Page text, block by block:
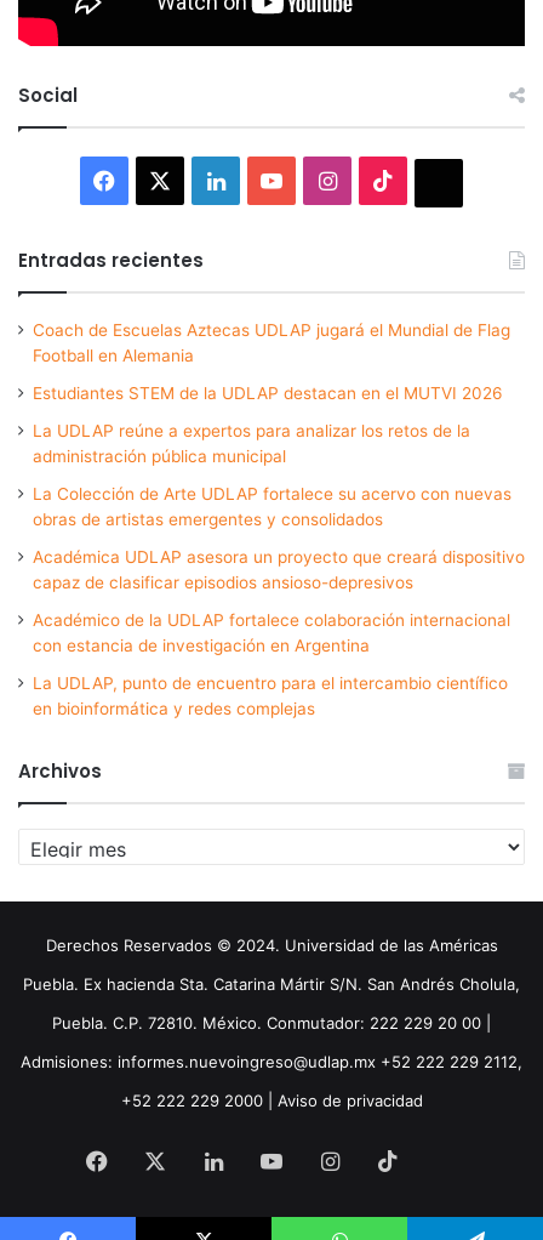
Social
Facebook LinkedInYouTubeInstagram
Entradas recientes
Coach de Escuelas Aztecas UDLAP jugará el Mundial de Flag
Football en Alemania
Estudiantes STEM de la UDLAP destacan en el MUTVI 2026
La UDLAP reúne a expertos para analizar los retos de la
administración pública municipal
La Colección de Arte UDLAP fortalece su acervo con nuevas
obras de artistas emergentes y consolidados
Académica UDLAP asesora un proyecto que creará dispositivo
capaz de clasificar episodios ansioso-depresivos
Académico de la UDLAP fortalece colaboración internacional
con estancia de investigación en Argentina
La UDLAP, punto de encuentro para el intercambio científico
en bioinformática y redes complejas
Archivos
Archivos
Derechos Reservados © 2024. Universidad de las Américas
Puebla. Ex hacienda Sta. Catarina Mártir S/N. San Andrés Cholula,
Puebla. C.P. 72810. México. Conmutador: 222 229 20 00 |
Admisiones: informes.nuevoingreso@udlap.mx +52 222 229 2112,
+52 222 229 2000 | Aviso de privacidad
Facebook LinkedInYouTubeInstagram